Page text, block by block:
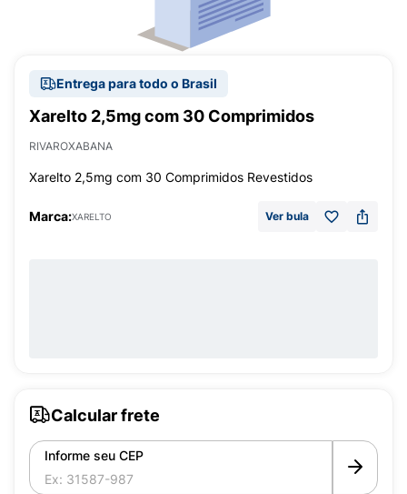
Entrega para todo o Brasil
Xarelto 2,5mg com 30 Comprimidos
RIVAROXABANA
Xarelto 2,5mg com 30 Comprimidos Revestidos
Marca:XARELTO Ver bula
Calcular frete
Informe seu CEP